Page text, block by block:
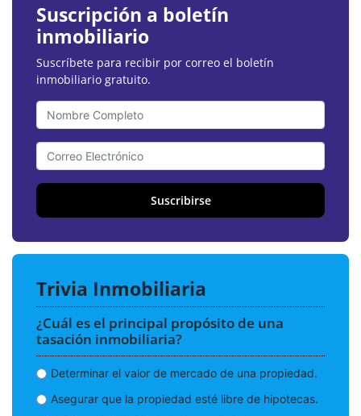
Suscripción a boletín
inmobiliario
Suscríbete para recibir por correo el boletín
inmobiliario gratuito.
Suscribirse
Trivia Inmobiliaria
¿Cuál es el principal propósito de una
tasación inmobiliaria?
Determinar el valor de mercado de una propiedad.
Asegurar que la propiedad esté libre de hipotecas.